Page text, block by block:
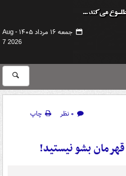
جمعه ۱۶ مرداد ۱۴۰۵ -
Aug
7 2026
۰ نظر
چاپ
بشو نیستید!